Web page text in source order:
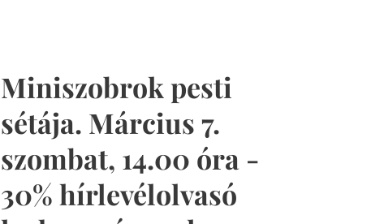
Miniszobrok pesti
sétája. Március 7.
szombat, 14.00 óra -
30% hírlevélolvasó